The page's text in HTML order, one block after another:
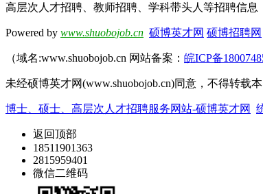
高层次人才招聘、教师招聘、学科带头人等招聘信
Powered by www.shuobojob.cn 硕博英才网 硕博招聘网
（域名:www.shuobojob.cn 网站备案： 皖ICP备
未经硕博英才网(www.shuobojob.cn)同意，不得转载
博士、硕士、高层次人才招聘服务网站-硕博英才网
返回顶部
18511901363
2815959401
微信二维码